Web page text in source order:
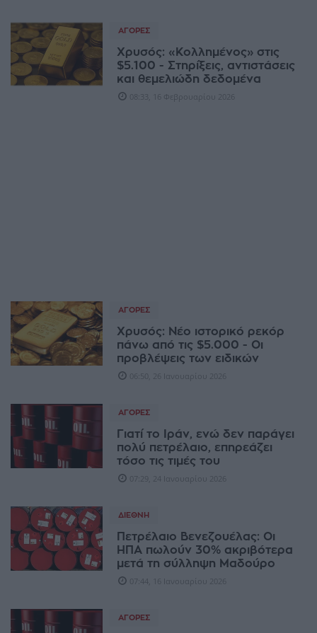
ΑΓΟΡΈΣ
Χρυσός: «Κολλημένος» στις
$5.100 - Στηρίξεις, αντιστάσεις
και θεμελιώδη δεδομένα
08:33, 16 Φεβρουαρίου 2026
ΑΓΟΡΈΣ
Χρυσός: Νέο ιστορικό ρεκόρ
πάνω από τις $5.000 - Οι
προβλέψεις των ειδικών
06:50, 26 Ιανουαρίου 2026
ΑΓΟΡΈΣ
Γιατί το Ιράν, ενώ δεν παράγει
πολύ πετρέλαιο, επηρεάζει
τόσο τις τιμές του
07:29, 24 Ιανουαρίου 2026
ΔΙΕΘΝΉ
Πετρέλαιο Βενεζουέλας: Οι
ΗΠΑ πωλούν 30% ακριβότερα
μετά τη σύλληψη Μαδούρο
07:44, 16 Ιανουαρίου 2026
ΑΓΟΡΈΣ